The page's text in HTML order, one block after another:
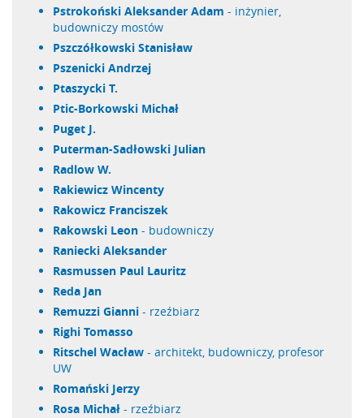
Pstrokoński Aleksander Adam - inżynier,
budowniczy mostów
Pszczółkowski Stanisław
Pszenicki Andrzej
Ptaszycki T.
Ptic-Borkowski Michał
Puget J.
Puterman-Sadłowski Julian
Radlow W.
Rakiewicz Wincenty
Rakowicz Franciszek
Rakowski Leon - budowniczy
Raniecki Aleksander
Rasmussen Paul Lauritz
Reda Jan
Remuzzi Gianni - rzeźbiarz
Righi Tomasso
Ritschel Wacław - architekt, budowniczy, profesor
UW
Romański Jerzy
Rosa Michał - rzeźbiarz